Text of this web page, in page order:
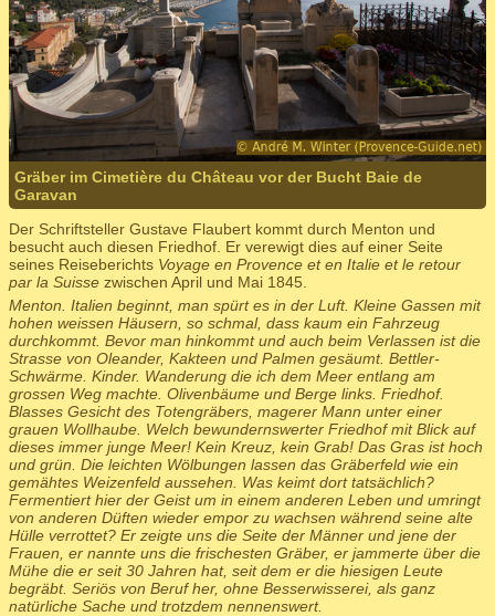
Gräber im Cimetière du Château vor der Bucht Baie de
Garavan
Der Schriftsteller Gustave Flaubert kommt durch Menton und
besucht auch diesen Friedhof. Er verewigt dies auf einer Seite
seines Reiseberichts Voyage en Provence et en Italie et le retour
par la Suisse zwischen April und Mai 1845.
Menton. Italien beginnt, man spürt es in der Luft. Kleine Gassen mit
hohen weissen Häusern, so schmal, dass kaum ein Fahrzeug
durchkommt. Bevor man hinkommt und auch beim Verlassen ist die
Strasse von Oleander, Kakteen und Palmen gesäumt. Bettler-
Schwärme. Kinder. Wanderung die ich dem Meer entlang am
grossen Weg machte. Olivenbäume und Berge links. Friedhof.
Blasses Gesicht des Totengräbers, magerer Mann unter einer
grauen Wollhaube. Welch bewundernswerter Friedhof mit Blick auf
dieses immer junge Meer! Kein Kreuz, kein Grab! Das Gras ist hoch
und grün. Die leichten Wölbungen lassen das Gräberfeld wie ein
gemähtes Weizenfeld aussehen. Was keimt dort tatsächlich?
Fermentiert hier der Geist um in einem anderen Leben und umringt
von anderen Düften wieder empor zu wachsen während seine alte
Hülle verrottet? Er zeigte uns die Seite der Männer und jene der
Frauen, er nannte uns die frischesten Gräber, er jammerte über die
Mühe die er seit 30 Jahren hat, seit dem er die hiesigen Leute
begräbt. Seriös von Beruf her, ohne Besserwisserei, als ganz
natürliche Sache und trotzdem nennenswert.